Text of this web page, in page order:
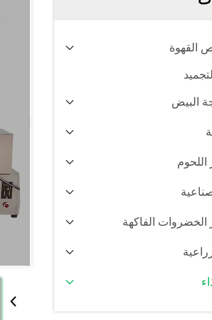
القهوة
البيض
اللحوم
الخضروات الفاكهة